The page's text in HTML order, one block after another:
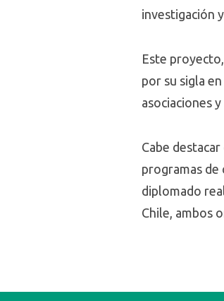
investigación
Este
por su sigla
asociaciones
Cabe
programas de
diplomado
Chile, ambos